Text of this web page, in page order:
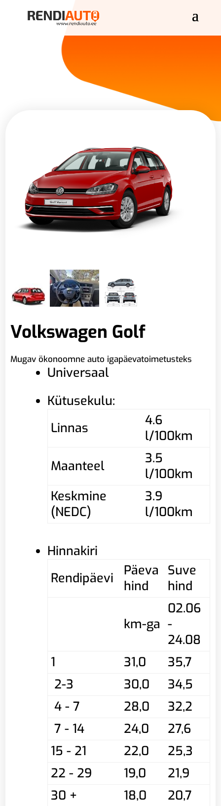
Volkswagen Golf
Mugav ökonoomne auto igapäevatoimetusteks
Universaal
Kütusekulu:
Linnas
4.6
l/100km
Maanteel
3.5
l/100km
Keskmine
(NEDC)
3.9
l/100km
Hinnakiri
Rendipäevi
Päeva
hind
Suve
hind
km-ga
02.06
-
24.08
1
31,0
35,7
2-3
30,0
34,5
4 - 7
28,0
32,2
7 - 14
24,0
27,6
15 - 21
22,0
25,3
22 - 29
19,0
21,9
30 +
18,0 20,7